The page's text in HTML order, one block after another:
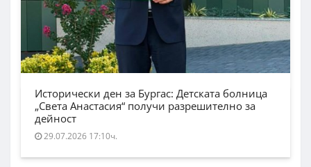
Исторически ден за Бургас: Детската болница
„Света Анастасия“ получи разрешително за
дейност
29.07.2026 17:10ч.